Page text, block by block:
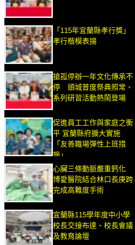
「115年宜蘭縣孝行獎」
孝行楷模表揚
搶孤停辦一年文化傳承不
停 頭城普度祭典照常、
系列研習活動熱鬧登場
促進員工工作與家庭之衡
平 宜蘭縣府擴大實施
「友善職場彈性上班措
施」
心臟三條動脈嚴重鈣化
博愛醫院結合林口長庚跨
完成高難度手術
宜蘭縣115學年度中小學
校長交接布達、校長會議
及教育論壇